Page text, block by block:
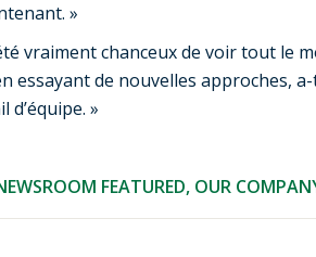
»
vraiment chanceux de voir tout le
essayant de nouvelles approches,
d’équipe. »
FEATURED, OUR